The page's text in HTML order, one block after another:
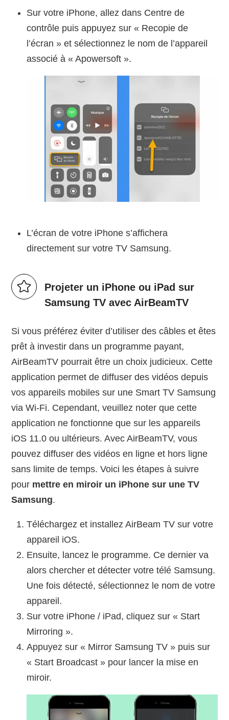
Sur votre iPhone, allez dans Centre de
contrôle puis appuyez sur « Recopie de
l’écran » et sélectionnez le nom de l’appareil
associé à « Apowersoft ».
L’écran de votre iPhone s’affichera
directement sur votre TV Samsung.
Projeter un iPhone ou iPad sur
Samsung TV avec AirBeamTV
Si vous préférez éviter d’utiliser des câbles et êtes
prêt à investir dans un programme payant,
AirBeamTV pourrait être un choix judicieux. Cette
application permet de diffuser des vidéos depuis
vos appareils mobiles sur une Smart TV Samsung
via Wi-Fi. Cependant, veuillez noter que cette
application ne fonctionne que sur les appareils
iOS 11.0 ou ultérieurs. Avec AirBeamTV, vous
pouvez diffuser des vidéos en ligne et hors ligne
sans limite de temps. Voici les étapes à suivre
pour mettre en miroir un iPhone sur une TV
Samsung.
Téléchargez et installez AirBeam TV sur votre
appareil iOS.
Ensuite, lancez le programme. Ce dernier va
alors chercher et détecter votre télé Samsung.
Une fois détecté, sélectionnez le nom de votre
appareil.
Sur votre iPhone / iPad, cliquez sur « Start
Mirroring ».
Appuyez sur « Mirror Samsung TV » puis sur
« Start Broadcast » pour lancer la mise en
miroir.